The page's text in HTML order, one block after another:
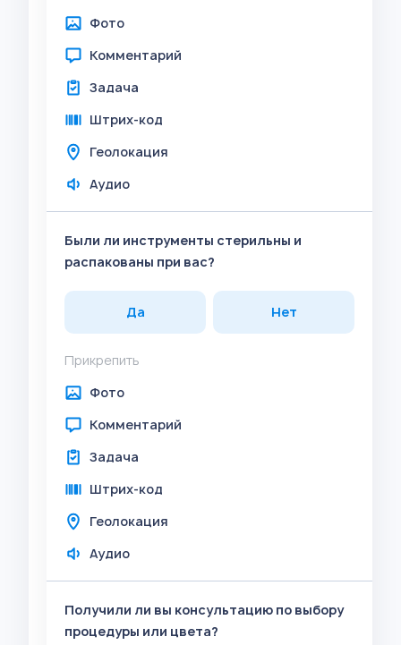
Фото
Комментарий
Задача
Штрих-код
Геолокация
Аудио
Были ли инструменты стерильны и
распакованы при вас?
Да Нет
Прикрепить
Фото
Комментарий
Задача
Штрих-код
Геолокация
Аудио
Получили ли вы консультацию по выбору
процедуры или цвета?